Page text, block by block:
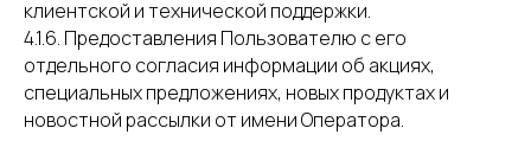
клиентской и технической поддержки.
4.1.6. Предоставления Пользователю с его
отдельного согласия информации об акциях,
специальных предложениях, новых продуктах и
новостной рассылки от имени Оператора.